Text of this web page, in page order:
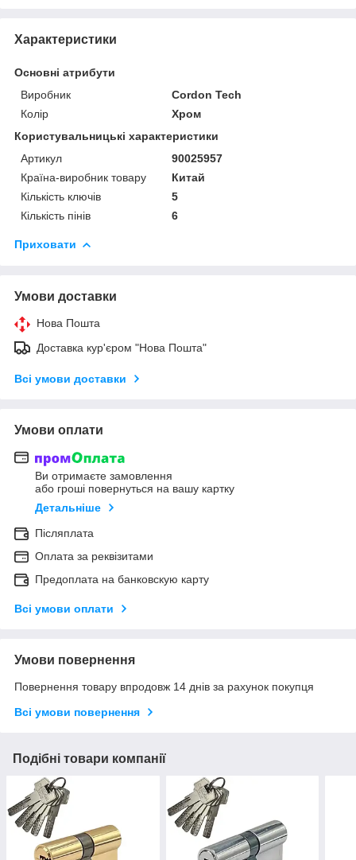
Характеристики
Основні атрибути
Виробник
Cordon Tech
Колір
Хром
Користувальницькі характеристики
Артикул
90025957
Країна-виробник товару
Китай
Кількість ключів
5
Кількість пінів
6
Приховати
Умови доставки
Нова Пошта
Доставка кур'єром "Нова Пошта"
Всі умови доставки
Умови оплати
Ви отримаєте замовлення
або гроші повернуться на вашу картку
Детальніше
Післяплата
Оплата за реквізитами
Предоплата на банковскую карту
Всі умови оплати
Умови повернення
Повернення товару впродовж 14 днів за рахунок покупця
Всі умови повернення
Подібні товари компанії